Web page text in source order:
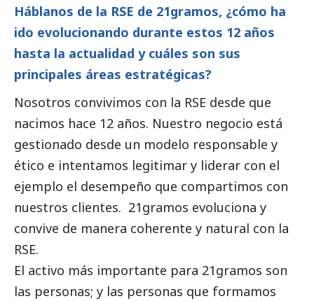
Háblanos de la RSE de 21gramos, ¿cómo ha
ido evolucionando durante estos 12 años
hasta la actualidad y cuáles son sus
principales áreas estratégicas?
Nosotros convivimos con la RSE desde que
nacimos hace 12 años. Nuestro negocio está
gestionado desde un modelo responsable y
ético e intentamos legitimar y liderar con el
ejemplo el desempeño que compartimos con
nuestros clientes. 21gramos evoluciona y
convive de manera coherente y natural con la
RSE.
El activo más importante para 21gramos son
las personas; y las personas que formamos